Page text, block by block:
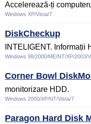
Accelerează-ți
Windows XP/Vista/7
DiskCheckup
INTELIGENT. Informații
Windows 98/2000/ME/NT/XP/2003/
Corner Bowl
monitorizare HDD.
Windows 2000/XP/NT/Vista/7
Paragon Hard Disk